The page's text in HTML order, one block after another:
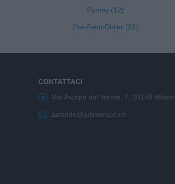
Pontey (12)
Pré-Saint-Didier (33)
CONTATTACI
Via Jacopo dal Verme, 7, 20159 Milano
aziende@adintend.com